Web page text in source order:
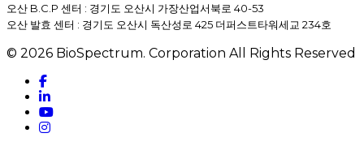
오산 B.C.P 센터 : 경기도 오산시 가장산업서북로 40-53
오산 발효 센터 : 경기도 오산시 독산성로 425 더퍼스트타워세교 234호
© 2026 BioSpectrum. Corporation All Rights Reserved
facebook
linkedin
youtube
instagram